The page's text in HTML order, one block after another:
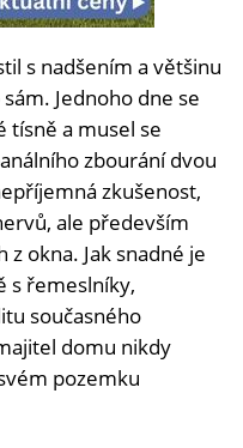
s nadšením a většinu
Jednoho dne se
tísně a musel se
zbourání dvou
zkušenost,
ale především
okna. Jak snadné je
s řemeslníky,
současného
domu nikdy
pozemku